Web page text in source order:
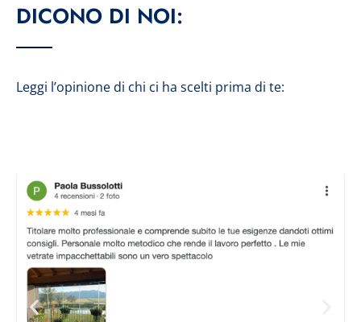
DICONO DI NOI:
Leggi l’opinione di chi ci ha scelti prima di te: